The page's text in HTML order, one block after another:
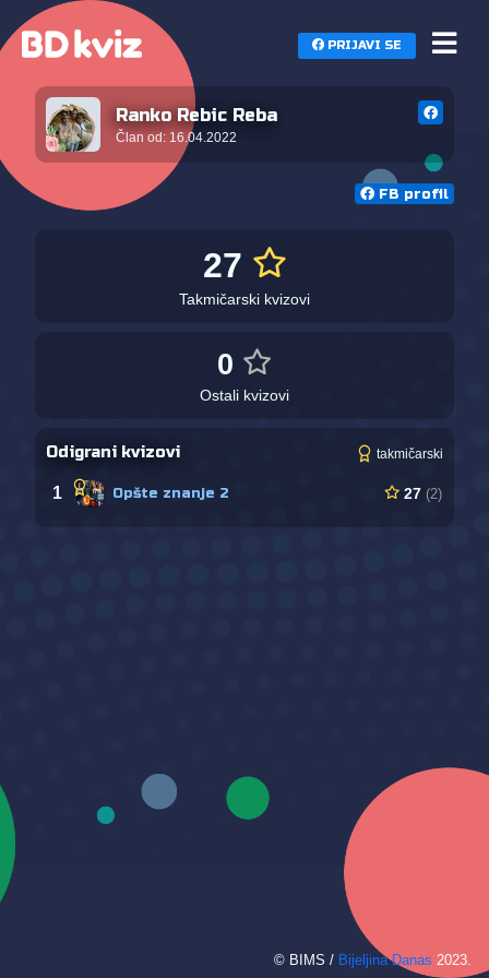
Polazna
Napravi kviz
TOP 100
O BD kvizu
PRIJAVI SE
Ranko Rebic Reba
Član od: 16.04.2022
FB profil
27
Takmičarski kvizovi
0
Ostali kvizovi
Odigrani kvizovi takmičarski
1 Opšte znanje 2 27 (2)
© BIMS / Bijeljina Danas 2023.